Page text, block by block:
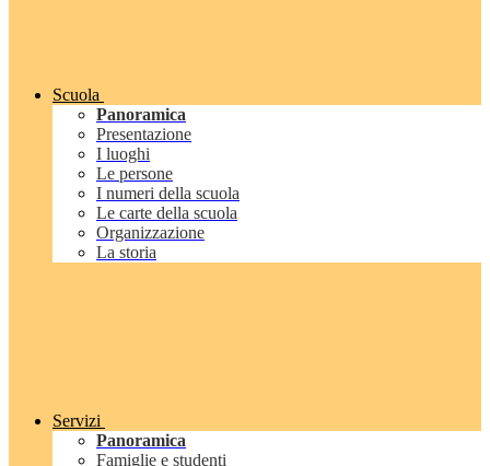
Scuola
Panoramica
Presentazione
I luoghi
Le persone
I numeri della scuola
Le carte della scuola
Organizzazione
La storia
Servizi
Panoramica
Famiglie e studenti